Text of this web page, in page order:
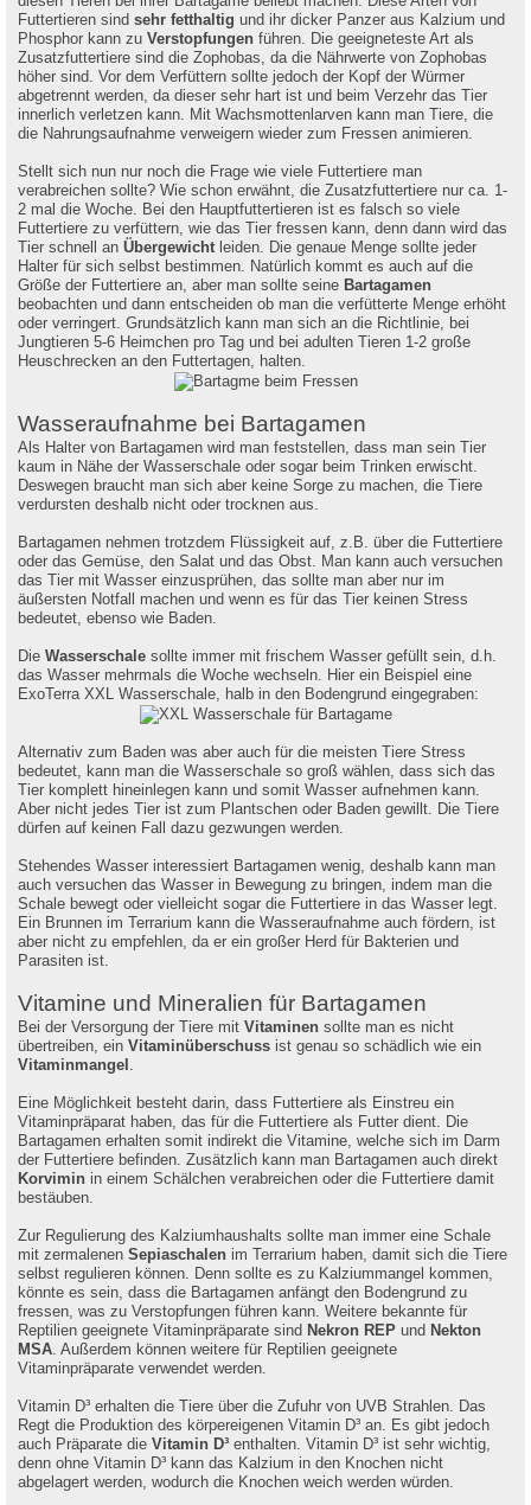
Futtertieren sind sehr fetthaltig und ihr dicker Panzer aus Kalzium und
Phosphor kann zu Verstopfungen führen. Die geeigneteste Art als
Zusatzfuttertiere sind die Zophobas, da die Nährwerte von Zophobas
höher sind. Vor dem Verfüttern sollte jedoch der Kopf der Würmer
abgetrennt werden, da dieser sehr hart ist und beim Verzehr das Tier
innerlich verletzen kann. Mit Wachsmottenlarven kann man Tiere, die
die Nahrungsaufnahme verweigern wieder zum Fressen animieren.
Stellt sich nun nur noch die Frage wie viele Futtertiere man
verabreichen sollte? Wie schon erwähnt, die Zusatzfuttertiere nur ca. 1-
2 mal die Woche. Bei den Hauptfuttertieren ist es falsch so viele
Futtertiere zu verfüttern, wie das Tier fressen kann, denn dann wird das
Tier schnell an Übergewicht leiden. Die genaue Menge sollte jeder
Halter für sich selbst bestimmen. Natürlich kommt es auch auf die
Größe der Futtertiere an, aber man sollte seine Bartagamen
beobachten und dann entscheiden ob man die verfütterte Menge erhöht
oder verringert. Grundsätzlich kann man sich an die Richtlinie, bei
Jungtieren 5-6 Heimchen pro Tag und bei adulten Tieren 1-2 große
Heuschrecken an den Futtertagen, halten.
Wasseraufnahme bei Bartagamen
Als Halter von Bartagamen wird man feststellen, dass man sein Tier
kaum in Nähe der Wasserschale oder sogar beim Trinken erwischt.
Deswegen braucht man sich aber keine Sorge zu machen, die Tiere
verdursten deshalb nicht oder trocknen aus.
Bartagamen nehmen trotzdem Flüssigkeit auf, z.B. über die Futtertiere
oder das Gemüse, den Salat und das Obst. Man kann auch versuchen
das Tier mit Wasser einzusprühen, das sollte man aber nur im
äußersten Notfall machen und wenn es für das Tier keinen Stress
bedeutet, ebenso wie Baden.
Die Wasserschale sollte immer mit frischem Wasser gefüllt sein, d.h.
das Wasser mehrmals die Woche wechseln. Hier ein Beispiel eine
ExoTerra XXL Wasserschale, halb in den Bodengrund eingegraben:
Alternativ zum Baden was aber auch für die meisten Tiere Stress
bedeutet, kann man die Wasserschale so groß wählen, dass sich das
Tier komplett hineinlegen kann und somit Wasser aufnehmen kann.
Aber nicht jedes Tier ist zum Plantschen oder Baden gewillt. Die Tiere
dürfen auf keinen Fall dazu gezwungen werden.
Stehendes Wasser interessiert Bartagamen wenig, deshalb kann man
auch versuchen das Wasser in Bewegung zu bringen, indem man die
Schale bewegt oder vielleicht sogar die Futtertiere in das Wasser legt.
Ein Brunnen im Terrarium kann die Wasseraufnahme auch fördern, ist
aber nicht zu empfehlen, da er ein großer Herd für Bakterien und
Parasiten ist.
Vitamine und Mineralien für Bartagamen
Bei der Versorgung der Tiere mit Vitaminen sollte man es nicht
übertreiben, ein Vitaminüberschuss ist genau so schädlich wie ein
Vitaminmangel
Eine Möglichkeit besteht darin, dass Futtertiere als Einstreu ein
Vitaminpräparat haben, das für die Futtertiere als Futter dient. Die
Bartagamen erhalten somit indirekt die Vitamine, welche sich im Darm
der Futtertiere befinden. Zusätzlich kann man Bartagamen auch direkt
Korvimin in einem Schälchen verabreichen oder die Futtertiere damit
bestäuben.
Zur Regulierung des Kalziumhaushalts sollte man immer eine Schale
mit zermalenen Sepiaschalen im Terrarium haben, damit sich die Tiere
selbst regulieren können. Denn sollte es zu Kalziummangel kommen,
könnte es sein, dass die Bartagamen anfängt den Bodengrund zu
fressen, was zu Verstopfungen führen kann. Weitere bekannte für
Reptilien geeignete Vitaminpräparate sind Nekron REP und Nekton
MSA . Außerdem können weitere für Reptilien geeignete
Vitaminpräparate verwendet werden.
Vitamin D³ erhalten die Tiere über die Zufuhr von UVB Strahlen. Das
Regt die Produktion des körpereigenen Vitamin D³ an. Es gibt jedoch
auch Präparate die Vitamin D³ enthalten. Vitamin D³ ist sehr wichtig,
denn ohne Vitamin D³ kann das Kalzium in den Knochen nicht
abgelagert werden, wodurch die Knochen weich werden würden.